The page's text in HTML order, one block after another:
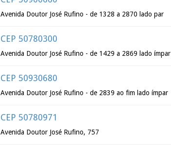
Avenida Doutor José Rufino - de 1328 a 2870 lado par
CEP 50780300
Avenida Doutor José Rufino - de 1429 a 2869 lado ímpar
CEP 50930680
Avenida Doutor José Rufino - de 2839 ao fim lado ímpar
CEP 50780971
Avenida Doutor José Rufino, 757